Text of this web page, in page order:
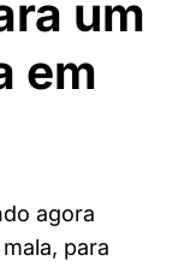
um
em
agora
para